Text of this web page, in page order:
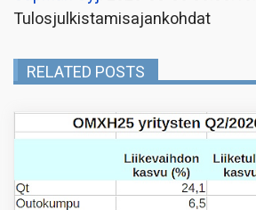
Tulosjulkistamisajankohdat
RELATED POSTS